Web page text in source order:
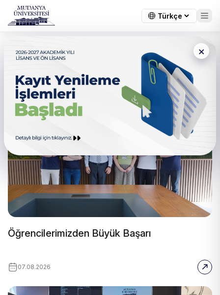
×
Bölümden Haberler
Tümü Gündem Genel Duyuru Öğrenci
Öğrencilerimizden Büyük Başarı
07.08.2026